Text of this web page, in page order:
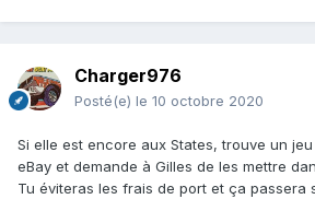
Charger976
Posté(e) le 10 octobre 2020
Si elle est encore aux States, trouve un
eBay et demande à Gilles de les mettre
Tu éviteras les frais de port et ça passera